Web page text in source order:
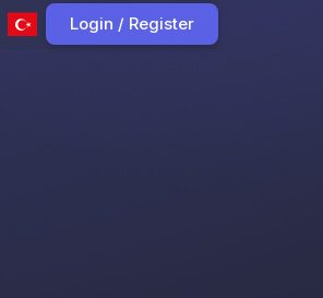
Login / Register